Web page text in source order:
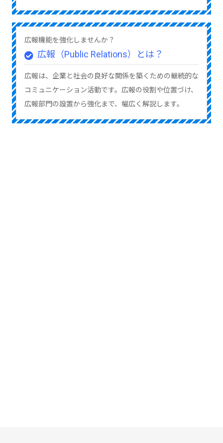
広報機能を強化しませんか？
広報（Public Relations）とは？
広報は、企業と社会の良好な関係を築くための継続的な
コミュニケーション活動です。広報の役割や位置づけ、
広報部門の設置から強化まで、幅広く解説します。